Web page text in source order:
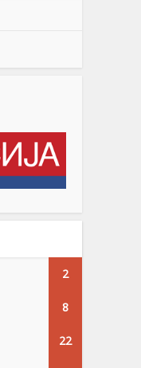
2
8
22